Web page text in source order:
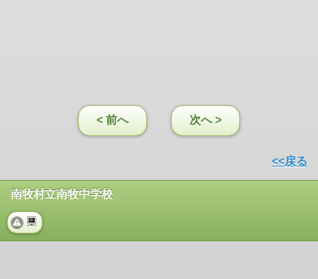
< 前へ 次へ >
<<戻る
南牧村立南牧中学校